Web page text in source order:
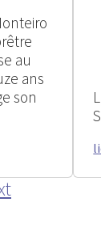
au
ans
son